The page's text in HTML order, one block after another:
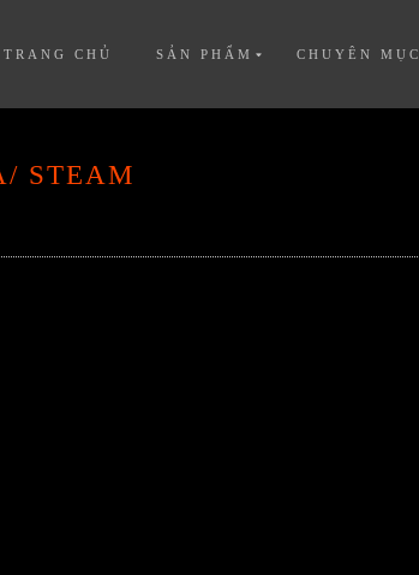
TRANG CHỦ SẢN PHẨM CHUYÊN MỤC
STEAM